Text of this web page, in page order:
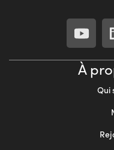
À
Qui